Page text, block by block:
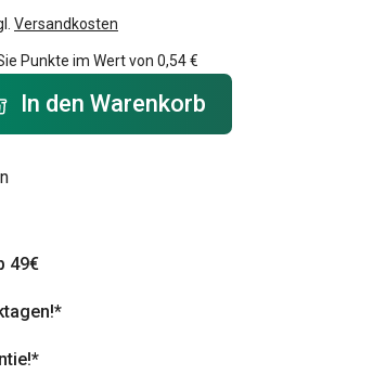
Versandkosten
Punkte im Wert von 0,54 €
In den Warenkorb
49€